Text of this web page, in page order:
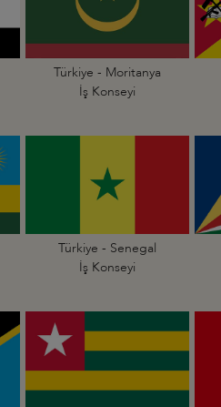
Türkiye - Moritanya
İş Konseyi
Türkiye - Senegal
İş Konseyi